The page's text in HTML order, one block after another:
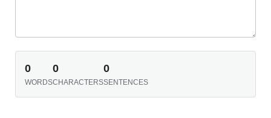
0
WORDS
0
CHARACTERS
0
SENTENCES